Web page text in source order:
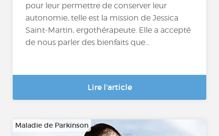
pour leur permettre de conserver leur
autonomie, telle est la mission de Jessica
Saint-Martin, ergothérapeute. Elle a accepté
de nous parler des bienfaits que...
Lire l'article
Maladie de Parkinson